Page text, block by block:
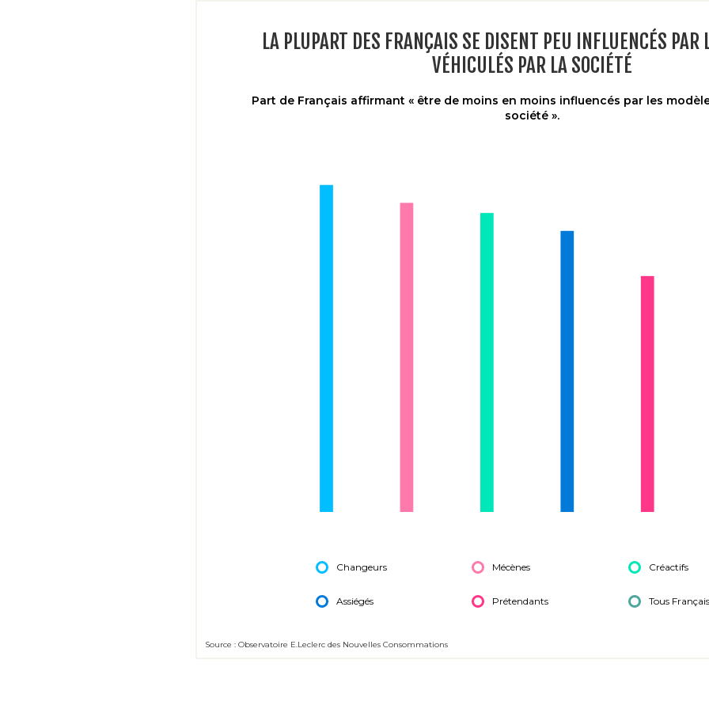
LA PLUPART DES FRANÇAIS SE DISENT PEU INFLUENCÉS PAR
VÉHICULÉS PAR LA SOCIÉTÉ
Part de Français affirmant « être de moins en moins influencés par les
société ».
Changeurs Mécènes Créactifs
Assiégés Prétendants Tous Français
Source : Observatoire E.Leclerc des Nouvelles Consommations